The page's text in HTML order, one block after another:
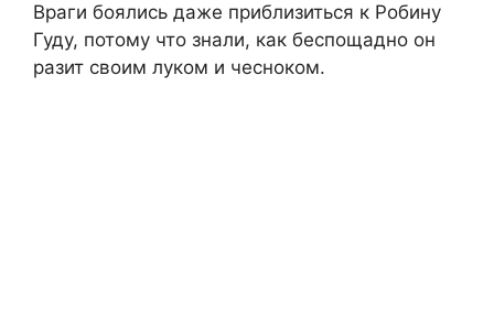
Враги боялись даже приблизиться к Робину
Гуду, потому что знали, как беспощадно он
разит своим луком и чесноком.